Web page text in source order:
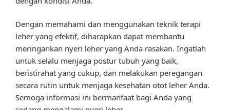
Dengan memahami dan menggunakan teknik terapi
leher yang efektif, diharapkan dapat membantu
meringankan nyeri leher yang Anda rasakan. Ingatlah
untuk selalu menjaga postur tubuh yang baik,
beristirahat yang cukup, dan melakukan peregangan
secara rutin untuk menjaga kesehatan otot leher Anda.
Semoga informasi ini bermanfaat bagi Anda yang